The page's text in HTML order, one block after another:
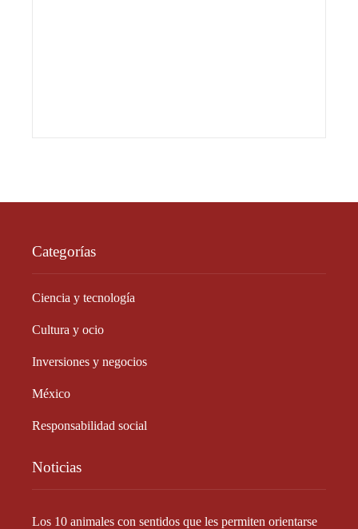
Categorías
Ciencia y tecnología
Cultura y ocio
Inversiones y negocios
México
Responsabilidad social
Noticias
Los 10 animales con sentidos que les permiten orientarse